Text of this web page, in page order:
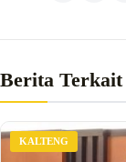
Berita Terkait
KALTENG